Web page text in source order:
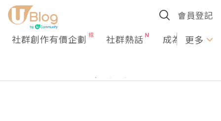
會員登記
社群創作有價企劃 社群熱話 成為U更多